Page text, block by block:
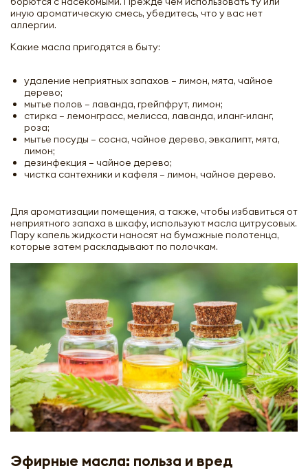
иную ароматическую смесь, убедитесь, что у вас нет
аллергии.
Какие масла пригодятся в быту:
удаление неприятных запахов – лимон, мята, чайное
дерево;
мытье полов – лаванда, грейпфрут, лимон;
стирка – лемонграсс, мелисса, лаванда, иланг-иланг,
роза;
мытье посуды – сосна, чайное дерево, эвкалипт, мята,
лимон;
дезинфекция – чайное дерево;
чистка сантехники и кафеля – лимон, чайное дерево.
Для ароматизации помещения, а также, чтобы избавиться от
неприятного запаха в шкафу, используют масла цитрусовых.
Пару капель жидкости наносят на бумажные полотенца,
которые затем раскладывают по полочкам.
Эфирные масла: польза и вред